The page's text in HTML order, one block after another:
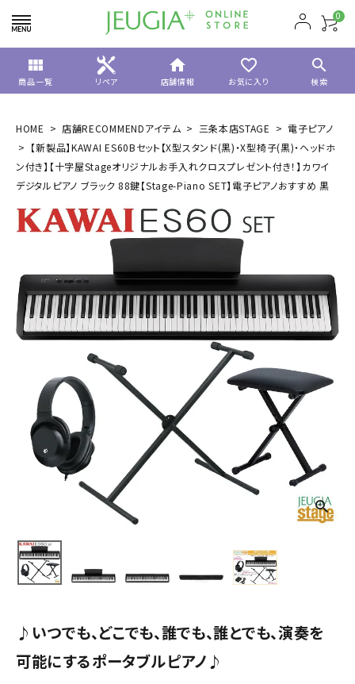
0
view_module
商品一覧 リペア
home
店舗情報
favorite_border
お気に入り
search
検索
HOME 店舗RECOMMENDアイテム 三条本店STAGE
電子ピアノ
【新製品】KAWAI ES60Bセット【X型スタンド(黒)・X型椅子(黒)・ヘッドホ
ン付き】【十字屋Stageオリジナルお手入れクロスプレゼント付き！】カワイ
デジタルピアノ ブラック 88鍵【Stage-Piano SET】電子ピアノおすすめ 黒
♪いつでも、どこでも、誰でも、誰とでも、演奏を
可能にするポータブルピアノ♪